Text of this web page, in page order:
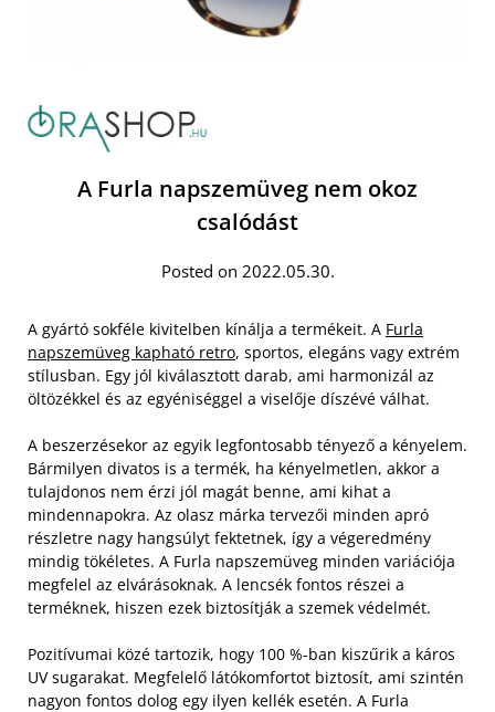
A Furla napszemüveg nem okoz
csalódást
Posted on 2022.05.30.
A gyártó sokféle kivitelben kínálja a termékeit. A Furla
napszemüveg kapható retro, sportos, elegáns vagy extrém
stílusban. Egy jól kiválasztott darab, ami harmonizál az
öltözékkel és az egyéniséggel a viselője díszévé válhat.
A beszerzésekor az egyik legfontosabb tényező a kényelem.
Bármilyen divatos is a termék, ha kényelmetlen, akkor a
tulajdonos nem érzi jól magát benne, ami kihat a
mindennapokra. Az olasz márka tervezői minden apró
részletre nagy hangsúlyt fektetnek, így a végeredmény
mindig tökéletes. A Furla napszemüveg minden variációja
megfelel az elvárásoknak. A lencsék fontos részei a
terméknek, hiszen ezek biztosítják a szemek védelmét.
Pozitívumai közé tartozik, hogy 100 %-ban kiszűrik a káros
UV sugarakat. Megfelelő látókomfortot biztosít, ami szintén
nagyon fontos dolog egy ilyen kellék esetén. A Furla